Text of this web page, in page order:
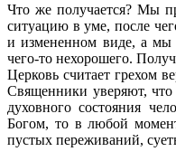
Что же получается? Мы
ситуацию в уме, после
и измененном виде, а мы
чего-то нехорошего.
Церковь считает грехом
Священники уверяют, что
духовного состояния
Богом, то в любой
пустых переживаний,